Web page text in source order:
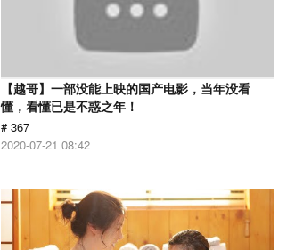
【越哥】一部没能上映的国产电影，当年没看
懂，看懂已是不惑之年！
# 367
2020-07-21 08:42